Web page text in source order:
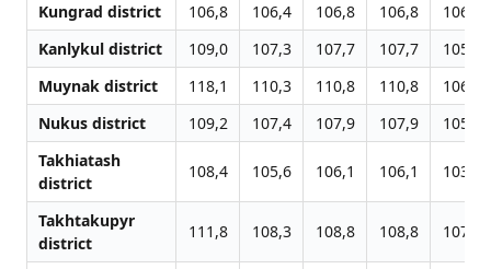
Kungrad district
106,8 106,4 106,8 106,8
106,4
Kanlykul district
109,0 107,3 107,7 107,7
105,3
Muynak district
118,1 110,3 110,8 110,8
106,5
Nukus district
109,2 107,4 107,9 107,9
105,7
Takhiatash
district
108,4 105,6 106,1 106,1 103,9
Takhtakupyr
district
111,8 108,3 108,8 108,8 107,8